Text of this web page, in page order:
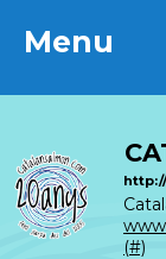
Menu
(#)
Menu